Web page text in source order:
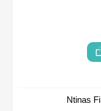
Ntinas